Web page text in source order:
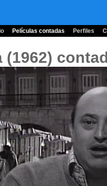
Películas contadas Perfiles
(1962)